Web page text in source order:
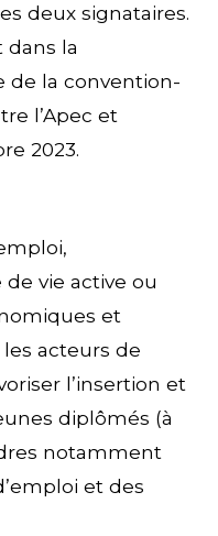
deux signataires.
dans la
de la convention-
l’Apec et
2023.
vie active ou
et
acteurs de
l’insertion et
diplômés (à
notamment
et des